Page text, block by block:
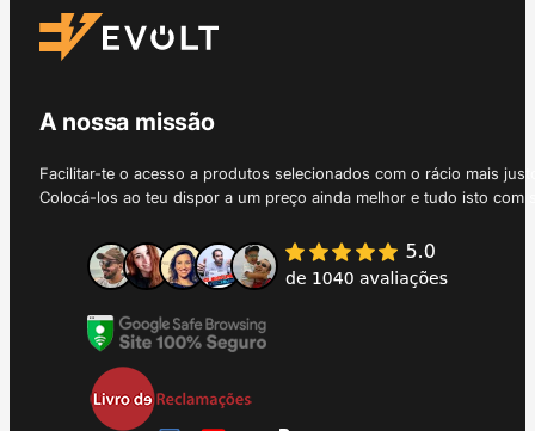
A nossa missão
Facilitar-te o acesso a produtos selecionados com o rácio mais
Colocá-los ao teu dispor a um preço ainda melhor e tudo isto